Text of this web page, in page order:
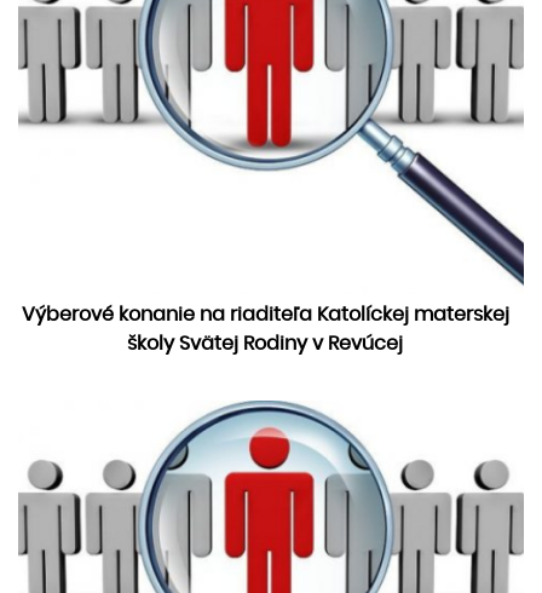
Výberové konanie na riaditeľa Katolíckej materskej
školy Svätej Rodiny v Revúcej